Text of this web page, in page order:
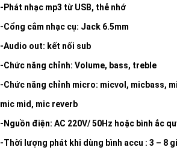
-Phát nhạc mp3 từ USB, thẻ nhớ
-Cổng cắm nhạc cụ: Jack 6.5mm
-Audio out: kết nối sub
-Chức năng chỉnh: Volume, bass, treble
-Chức năng chỉnh micro: micvol, micbass,
mic mid, mic reverb
-Nguồn điện: AC 220V/ 50Hz hoặc bình ắc
-Thời lượng phát khi dùng bình accu : 3 – 8